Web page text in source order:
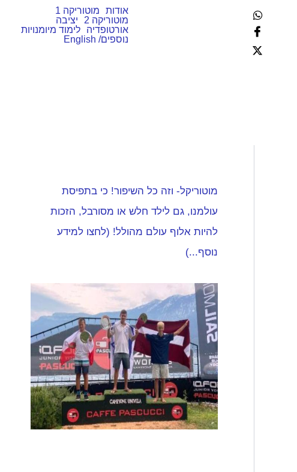
אודות
מוטוריקה 1
מוטוריקה 2
יציבה
אורטופדיה
לימוד מיומנויות
נוספים/ English
מוטוריקל- וזה כל השיפור! כי בתפיסת
עולמנו, גם לילד חלש או מסורבל, הזכות
להיות אלוף עולם מהולל! (לחצו למידע
נוסף...)